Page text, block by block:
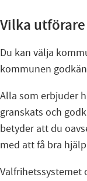
Vilka
Du kan välja
kommunen
Alla som erbjuder
granskats och
betyder att du
med att få bra
Valfrihetssystemet